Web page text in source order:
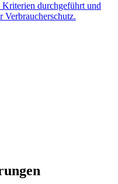
durchgeführt und
Verbraucherschutz.